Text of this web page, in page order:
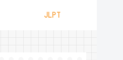
JLPT